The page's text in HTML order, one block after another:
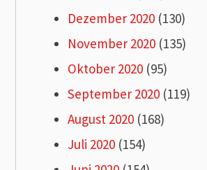
Dezember 2020 (130)
November 2020 (135)
Oktober 2020 (95)
September 2020 (119)
August 2020 (168)
Juli 2020 (154)